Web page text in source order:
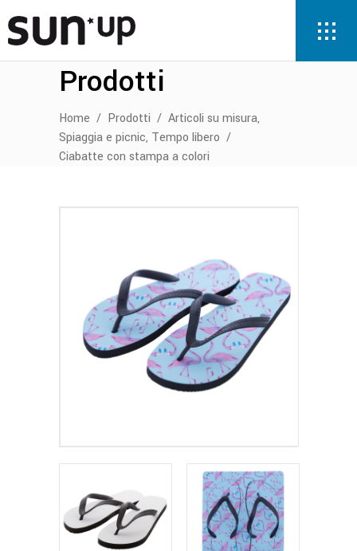
Prodotti
Home / Prodotti / Articoli su misura,
Spiaggia e picnic, Tempo libero /
Ciabatte con stampa a colori